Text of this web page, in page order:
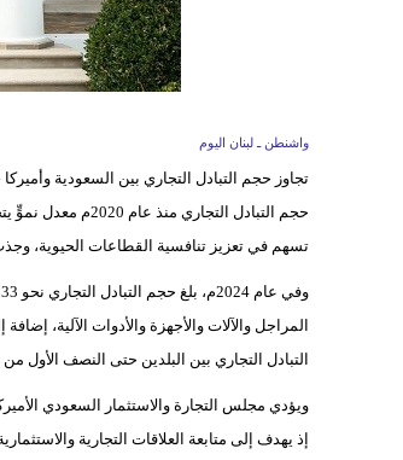
واشنطن ـ لبنان اليوم
تسهم في تعزيز تنافسية القطاعات الحيوية، وجذب
التبادل التجاري بين البلدين حتى النصف الأول من عام 2025م -بحسب البيانات الأولية- نحو 16 مليار دولار، وفقاً لوكالة الأنباء
إذ يهدف إلى متابعة العلاقات التجارية